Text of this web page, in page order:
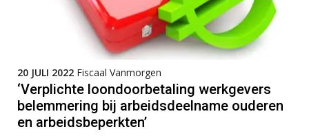
20 JULI 2022 Fiscaal Vanmorgen
‘Verplichte loondoorbetaling werkgevers
belemmering bij arbeidsdeelname ouderen
en arbeidsbeperkten’
Roger van de Berg